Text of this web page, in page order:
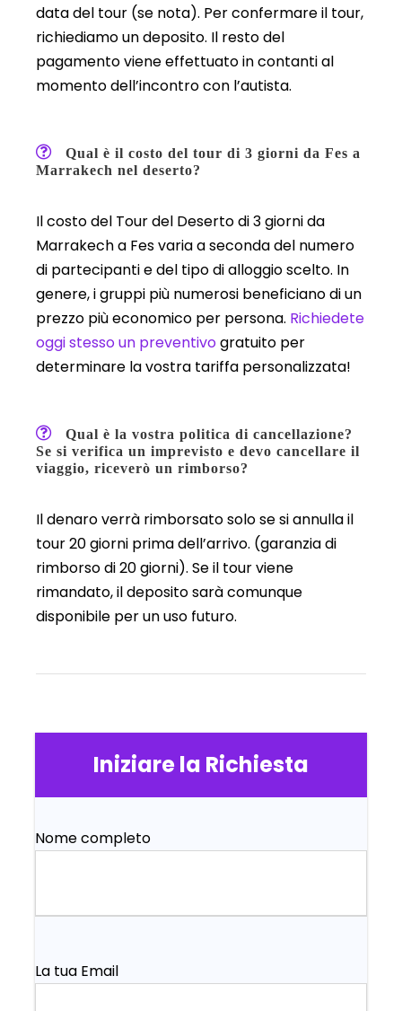
Iniziare la Richiesta
Nome completo
La tua Email
data del tour (se nota). Per confermare il tour,
richiediamo un deposito. Il resto del
pagamento viene effettuato in contanti al
momento dell’incontro con l’autista.
Qual è il costo del tour di 3 giorni da Fes a
Marrakech nel deserto?
Il costo del Tour del Deserto di 3 giorni da
Marrakech a Fes varia a seconda del numero
di partecipanti e del tipo di alloggio scelto. In
genere, i gruppi più numerosi beneficiano di un
prezzo più economico per persona. Richiedete
oggi stesso un preventivogratuito per
determinare la vostra tariffa personalizzata!
Qual è la vostra politica di cancellazione?
Se si verifica un imprevisto e devo cancellare il
viaggio, riceverò un rimborso?
Il denaro verrà rimborsato solo se si annulla il
tour 20 giorni prima dell’arrivo. (garanzia di
rimborso di 20 giorni). Se il tour viene
rimandato, il deposito sarà comunque
disponibile per un uso futuro.